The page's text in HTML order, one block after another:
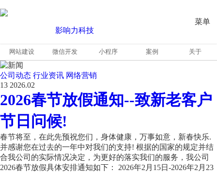
菜单
网站建设 微信开发 小程序 案例 关于
公司动态 行业资讯 网络营销
13 2026.02
2026春节放假通知--致新老客户
节日问候!
春节将至，在此先预祝您们，身体健康，万事如意，新春快乐.
并感谢您在过去的一年中对我们的支持! 根据的国家的规定并结
合我公司的实际情况决定，为更好的落实我们的服务，我公司
2026春节放假具体安排通知如下： 2026年2月15日-2026年2月23